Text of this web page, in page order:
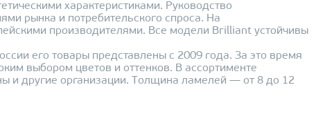
характеристиками. Руководство
рынка и потребительского спроса. На
производителями. Все модели Brilliant устойчивы
его товары представлены с 2009 года. За это время
выбором цветов и оттенков. В ассортименте
и другие организации. Толщина ламелей — от 8 до 12